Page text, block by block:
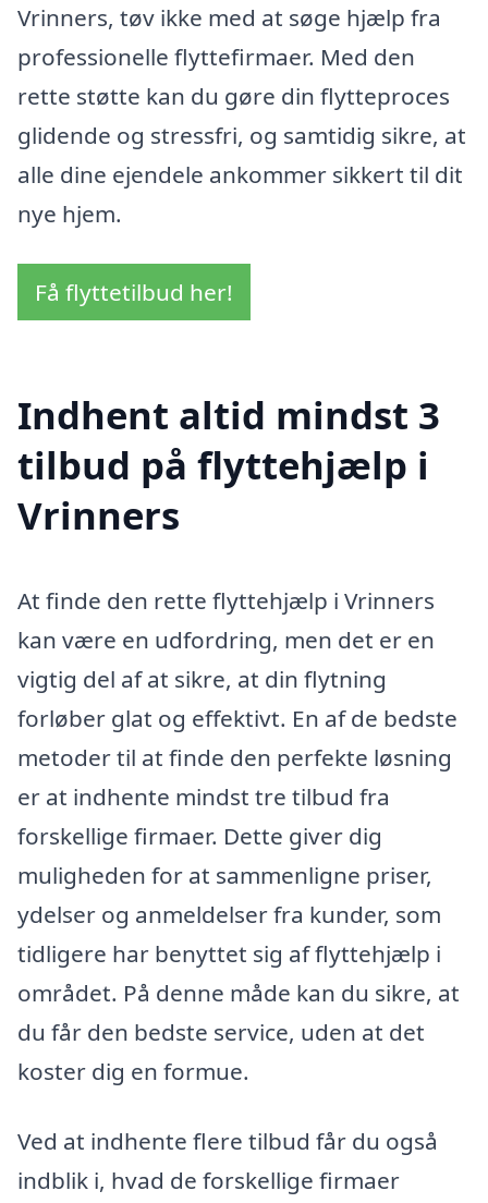
Vrinners, tøv ikke med at søge hjælp fra
professionelle flyttefirmaer. Med den
rette støtte kan du gøre din flytteproces
glidende og stressfri, og samtidig sikre, at
alle dine ejendele ankommer sikkert til dit
nye hjem.
Få flyttetilbud her!
Indhent altid mindst 3
tilbud på flyttehjælp i
Vrinners
At finde den rette flyttehjælp i Vrinners
kan være en udfordring, men det er en
vigtig del af at sikre, at din flytning
forløber glat og effektivt. En af de bedste
metoder til at finde den perfekte løsning
er at indhente mindst tre tilbud fra
forskellige firmaer. Dette giver dig
muligheden for at sammenligne priser,
ydelser og anmeldelser fra kunder, som
tidligere har benyttet sig af flyttehjælp i
området. På denne måde kan du sikre, at
du får den bedste service, uden at det
koster dig en formue.
Ved at indhente flere tilbud får du også
indblik i, hvad de forskellige firmaer